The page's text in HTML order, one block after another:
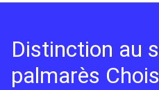
Distinction au
palmarès